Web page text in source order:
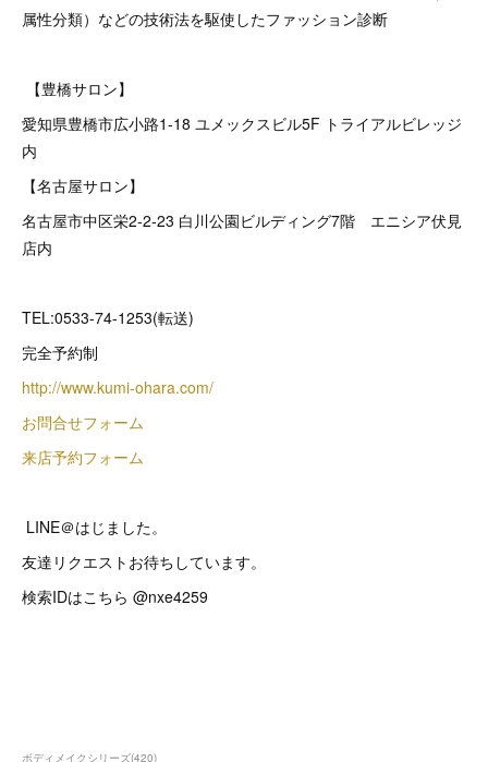
属性分類）などの技術法を駆使したファッション診断
【豊橋サロン】
愛知県豊橋市広小路1-18 ユメックスビル5F トライアルビレッジ
内
【名古屋サロン】
名古屋市中区栄2‐2‐23 白川公園ビルディング7階 エニシア伏見
店内
TEL:0533-74-1253(転送)
完全予約制
http://www.kumi-ohara.com/
お問合せフォーム
来店予約フォーム
LINE＠はじました。
友達リクエストお待ちしています。
検索IDはこちら @nxe4259
ボディメイクシリーズ(420)